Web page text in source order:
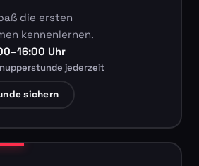
die ersten
kennenlernen.
Uhr
jederzeit
sichern